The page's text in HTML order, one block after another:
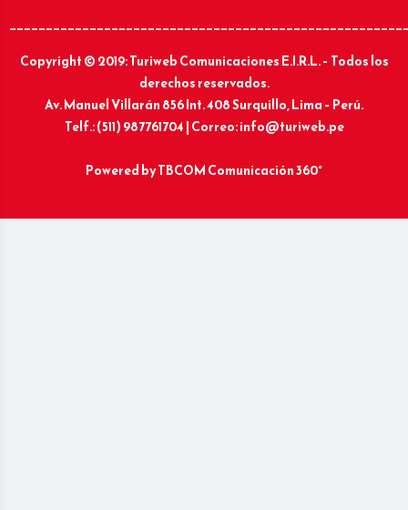
Copyright © 2019: Turiweb Comunicaciones E.I.R.L. – Todos los
derechos reservados.
Av. Manuel Villarán 856 Int. 408 Surquillo, Lima – Perú.
Telf.: (511) 987761704 | Correo: info@turiweb.pe
Powered byTBCOM Comunicación 360°